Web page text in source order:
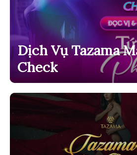
Dịch Vụ Tazama
Check